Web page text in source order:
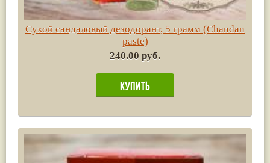
Сухой сандаловый дезодорант, 5 грамм (Chandan
paste)
240.00 руб.